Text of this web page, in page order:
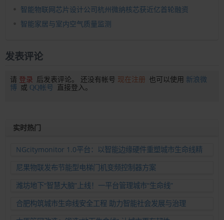
智能物联网芯片设计公司杭州微纳核芯获近亿首轮融资
智能家居与室内空气质量监测
发表评论
请 登录 后发表评论。 还没有帐号 现在注册 也可以使用 新浪微
博 或 QQ帐号 直接登入。
实时热门
NGcitymonitor 1.0平台：以智能边缘硬件重塑城市生命线精
尼果物联发布节能型电梯门机变频控制器方案
潍坊地下“智慧大脑”上线！一平台管理城市“生命线”
合肥构筑城市生命线安全工程 助力智能社会发展与治理